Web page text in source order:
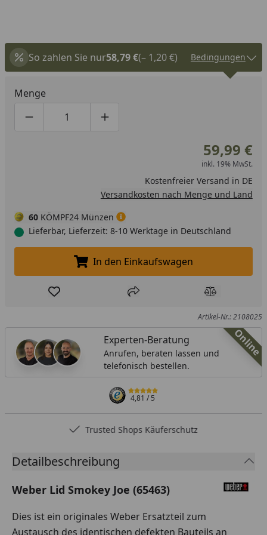
So zahlen Sie nur58,79 €(– 1,20 €) Bedingungen
Menge
Produktmenge um eins verringern
Produktmenge manuell eingeben
Produktmenge um eins erhöhen
59,99 €
inkl. 19% MwSt.
Kostenfreier Versand in DE
Versandkosten nach Menge und Land
60 KÖMPF24 Münzen
Lieferbar, Lieferzeit: 8-10 Werktage in Deutschland
In den Einkaufswagen legen
In den Einkaufswagen
Produkt zur Wunschliste hinzufügen
Teilen Produkt
Artikel-Nr.: 2108025
Online
Experten-Beratung
Anrufen, beraten lassen und
telefonisch bestellen.
4,81/ 5
Trusted Shops Käuferschutz
Detailbeschreibung
Weber Lid Smokey Joe (65463)
Dies ist ein originales Weber Ersatzteil zum
Austausch des identischen defekten Bauteils an